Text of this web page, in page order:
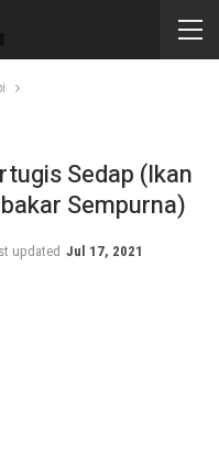
Sedap (Ikan
Sempurna)
updated Jul 17, 2021